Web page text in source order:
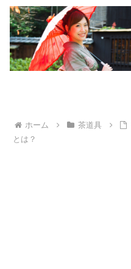
ホーム 茶道具
とは？